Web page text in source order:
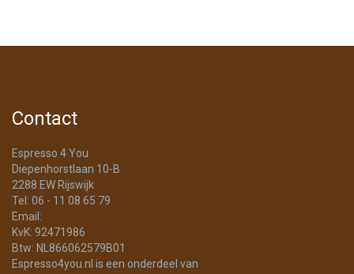
Contact
Espresso 4 You
Diepenhorstlaan 10-B
2288 EW Rijswijk
Tel: 06 - 11 08 65 79
Email:
KvK: 92471986
Btw: NL866062579B01
Espresso4you.nl is een onderdeel van